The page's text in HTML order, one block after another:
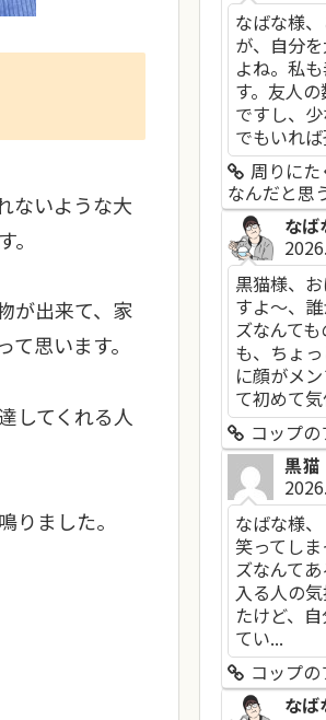
ないような大
が出来て、家
思います。
してくれる人
りました。
なばな様
が、自分
よね。私
す。友人
ですし、
でもいれ
周りに
なんだと思
なば
黒猫様、
すよ～、
ズなんて
も、ちょ
に顔がメ
て初めて
コップ
黒猫
なばな様
笑ってし
ズなんて
入る人の
たけど、
てい...
コップ
なば